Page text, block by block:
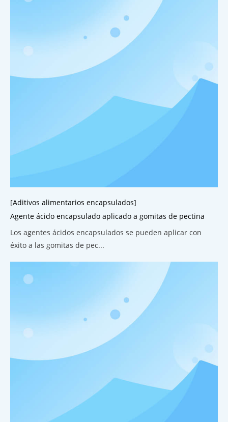
[Aditivos alimentarios encapsulados]
Agente ácido encapsulado aplicado a gomitas de pectina
Los agentes ácidos encapsulados se pueden aplicar con
éxito a las gomitas de pec...